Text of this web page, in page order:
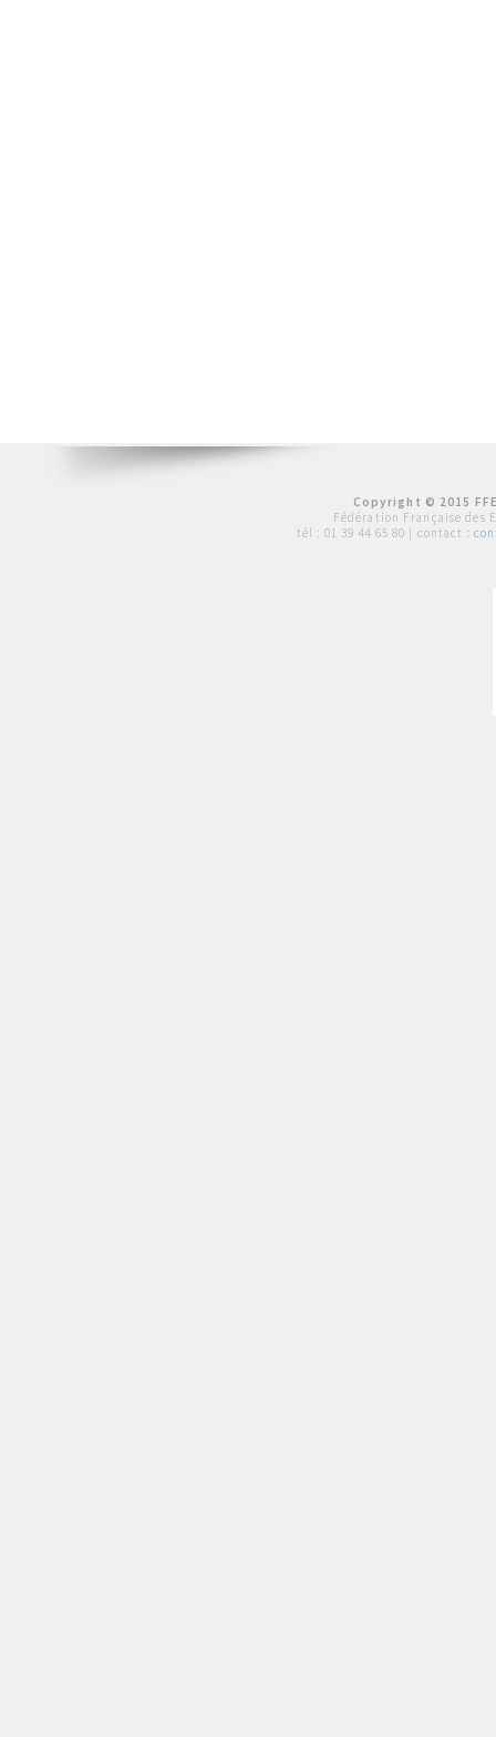
Copyright © 2015
Fédération Française des
tél : 01 39 44 65 80 | contact :